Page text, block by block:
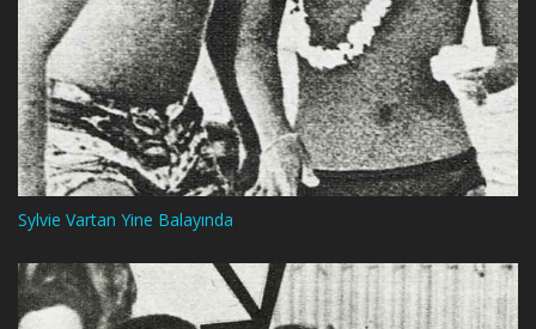
Sylvie Vartan Yine Balayında